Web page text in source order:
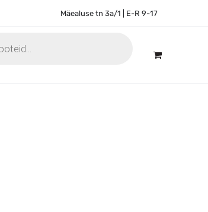
Mäealuse tn 3a/1 | E-R 9-17